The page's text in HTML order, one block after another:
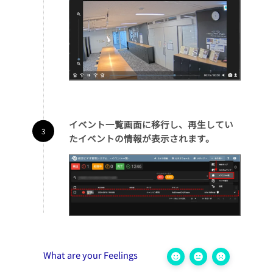
イベント一覧画面に移行し、再生してい
たイベントの情報が表示されます。
What are your Feelings